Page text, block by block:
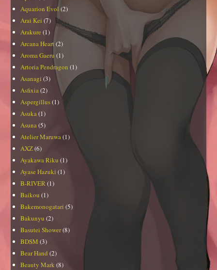
Aquarion Evol (2)
Arai Kei (7)
Arakure (1)
Arcana Heart (2)
Aroma Gaeru (1)
Artoria Pendragon (1)
Asanagi (3)
Asfixia (2)
Aspergillus(1)
Asuka (1)
Asuna (5)
Atelier Maruwa (1)
AXZ(6)
Ayakawa Riku (1)
Ayase Hazuki (1)
B-RIVER (1)
Baikou (1)
Bakemonogatari (5)
Bakunyu (2)
Basutei Shower(8)
BDSM (3)
Bear Hand (2)
Beauty Mark (8)